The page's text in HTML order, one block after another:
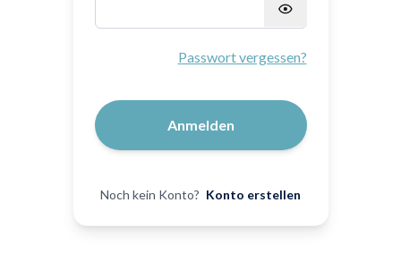
Passwort vergessen?
Anmelden
Noch kein Konto? Konto erstellen